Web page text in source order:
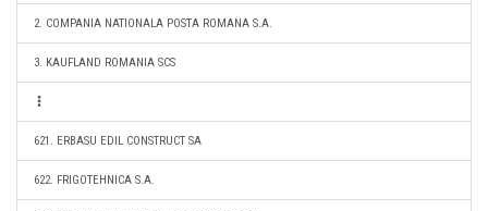
2. COMPANIA NATIONALA POSTA ROMANA S.A.
3. KAUFLAND ROMANIA SCS
621. ERBASU EDIL CONSTRUCT SA
622. FRIGOTEHNICA S.A.